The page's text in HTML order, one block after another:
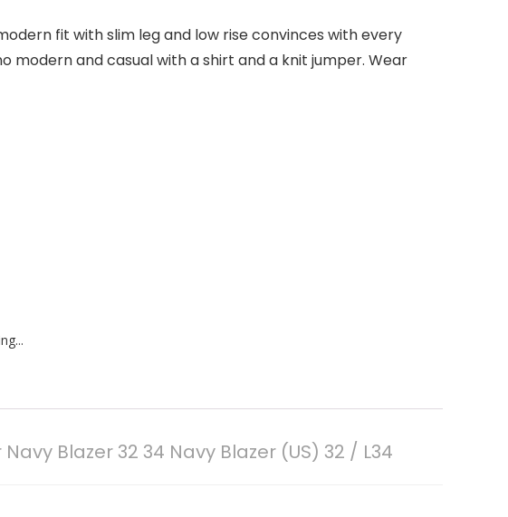
fit with slim leg and low rise convinces with every
and casual with a shirt and a knit jumper. Wear
Blazer 32 34 Navy Blazer (US) 32 / L34